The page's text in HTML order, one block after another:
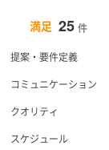
満足 25 件
提案・要件定義
コミュニケーション
クオリティ
スケジュール